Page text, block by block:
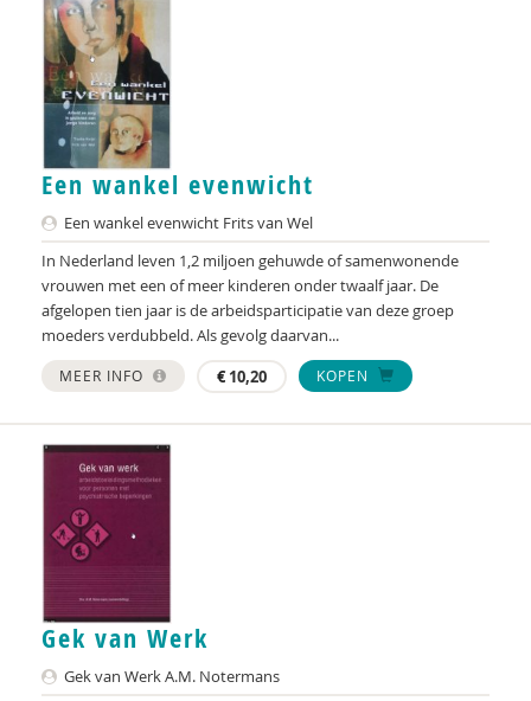
Jeroen Boekhoven
Hester de Boer
Arjan Bolt
Gert Jan Bolt
Simone Boogaarts
Imke Boonen
Imke Boonen
Rick Borkent
Annette van den Bosch
Ferry Boschman
Suzanne Bouma
Margriet Braun
Ilona Brekelmans
Een wankel evenwicht
Een wankel evenwicht Frits van Wel
In Nederland leven 1,2 miljoen gehuwde of samenwonende
vrouwen met een of meer kinderen onder twaalf jaar. De
afgelopen tien jaar is de arbeidsparticipatie van deze groep
moeders verdubbeld. Als gevolg daarvan...
MEER INFO €10,20 KOPEN
Gek van Werk
Gek van Werk A.M. Notermans